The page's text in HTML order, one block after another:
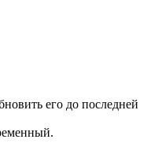
его до последней